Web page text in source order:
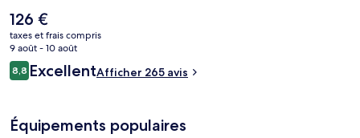
transports publics : Arrêt de tram Fondaudège Museum se trouve à
8 min et Station de tramway Mériadeck, à 11 min.
Le
prix
actuel
est
de
126 €
taxes et frais compris
9 août - 10 août
Avis
voyageurs
8,88,8 sur 10
ExcellentAfficher 265 avis
Équipements populaires